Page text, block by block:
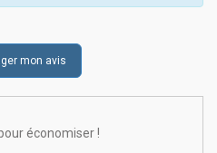
mon avis
économiser !